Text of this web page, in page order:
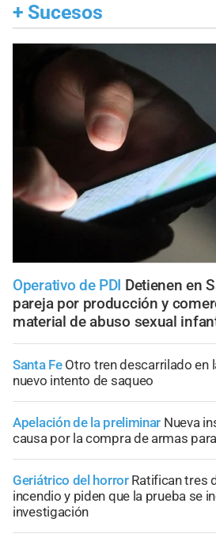
+ Sucesos
Operativo de PDI Detienen en
pareja por producción y
material de abuso sexual
Santa Fe Otro tren descarrilado en
nuevo intento de saqueo
Apelación de la preliminar Nueva
causa por la compra de armas
Geriátrico del horror Ratifican tres
incendio y piden que la prueba se
investigación